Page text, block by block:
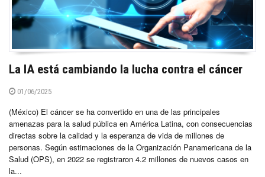
La IA está cambiando la lucha contra el cáncer
01/06/2025
(México) El cáncer se ha convertido en una de las principales
amenazas para la salud pública en América Latina, con consecuencias
directas sobre la calidad y la esperanza de vida de millones de
personas. Según estimaciones de la Organización Panamericana de la
Salud (OPS), en 2022 se registraron 4.2 millones de nuevos casos en
la...